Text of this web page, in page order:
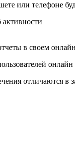
или телефоне
в своем
отличаются в